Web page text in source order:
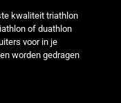
kwaliteit triathlon
of duathlon
voor in je
worden gedragen